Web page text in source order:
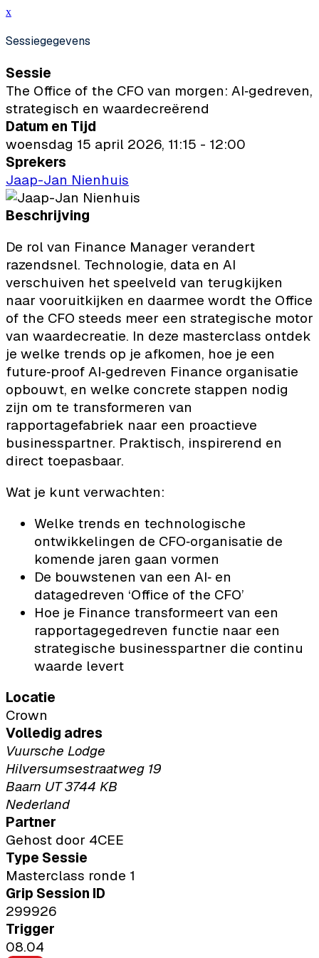
x
Sessiegegevens
Sessie
The Office of the CFO van morgen: AI‑gedreven,
strategisch en waardecreërend
Datum en Tijd
woensdag 15 april 2026, 11:15 - 12:00
Sprekers
Jaap-Jan Nienhuis
Beschrijving
De rol van Finance Manager verandert
razendsnel. Technologie, data en AI
verschuiven het speelveld van terugkijken
naar vooruitkijken en daarmee wordt the Office
of the CFO steeds meer een strategische motor
van waardecreatie. In deze masterclass ontdek
je welke trends op je afkomen, hoe je een
future‑proof AI‑gedreven Finance organisatie
opbouwt, en welke concrete stappen nodig
zijn om te transformeren van
rapportagefabriek naar een proactieve
businesspartner. Praktisch, inspirerend en
direct toepasbaar.
Wat je kunt verwachten:
Welke trends en technologische
ontwikkelingen de CFO‑organisatie de
komende jaren gaan vormen
De bouwstenen van een AI‑ en
datagedreven ‘Office of the CFO’
Hoe je Finance transformeert van een
rapportagegedreven functie naar een
strategische businesspartner die continu
waarde levert
Locatie
Crown
Volledig adres
Vuursche Lodge
Hilversumsestraatweg 19
Baarn UT 3744 KB
Nederland
Partner
Gehost door 4CEE
Type Sessie
Masterclass ronde 1
Grip Session ID
299926
Trigger
08.04